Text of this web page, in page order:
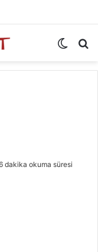
Dış
dakika okuma süresi